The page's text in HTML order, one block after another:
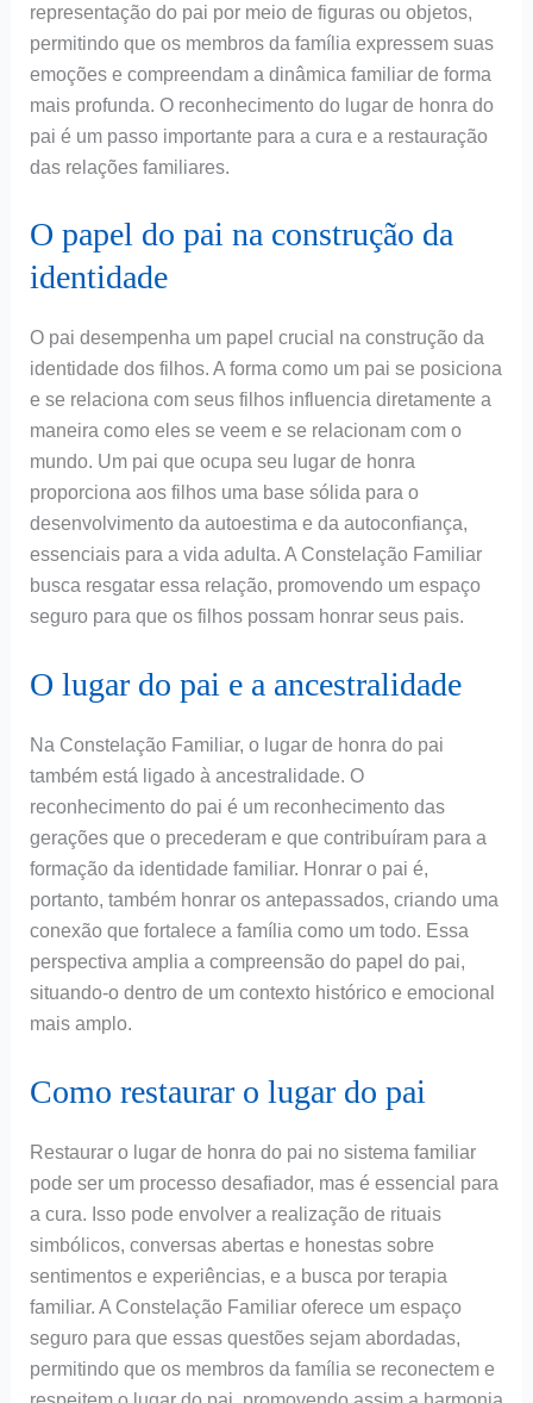
representação do pai por meio de figuras ou objetos,
permitindo que os membros da família expressem suas
emoções e compreendam a dinâmica familiar de forma
mais profunda. O reconhecimento do lugar de honra do
pai é um passo importante para a cura e a restauração
das relações familiares.
O papel do pai na construção da
identidade
O pai desempenha um papel crucial na construção da
identidade dos filhos. A forma como um pai se posiciona
e se relaciona com seus filhos influencia diretamente a
maneira como eles se veem e se relacionam com o
mundo. Um pai que ocupa seu lugar de honra
proporciona aos filhos uma base sólida para o
desenvolvimento da autoestima e da autoconfiança,
essenciais para a vida adulta. A Constelação Familiar
busca resgatar essa relação, promovendo um espaço
seguro para que os filhos possam honrar seus pais.
O lugar do pai e a ancestralidade
Na Constelação Familiar, o lugar de honra do pai
também está ligado à ancestralidade. O
reconhecimento do pai é um reconhecimento das
gerações que o precederam e que contribuíram para a
formação da identidade familiar. Honrar o pai é,
portanto, também honrar os antepassados, criando uma
conexão que fortalece a família como um todo. Essa
perspectiva amplia a compreensão do papel do pai,
situando-o dentro de um contexto histórico e emocional
mais amplo.
Como restaurar o lugar do pai
Restaurar o lugar de honra do pai no sistema familiar
pode ser um processo desafiador, mas é essencial para
a cura. Isso pode envolver a realização de rituais
simbólicos, conversas abertas e honestas sobre
sentimentos e experiências, e a busca por terapia
familiar. A Constelação Familiar oferece um espaço
seguro para que essas questões sejam abordadas,
permitindo que os membros da família se reconectem e